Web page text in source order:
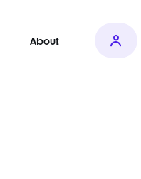
About